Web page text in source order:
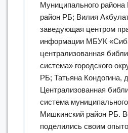
Муниципального
район РБ; Вилия
заведующая центром
информации МБУК
централизованная
система» городского
РБ; Татьяна Кондогина,
Централизованная
система
Мишкинский район РБ.
поделились своим